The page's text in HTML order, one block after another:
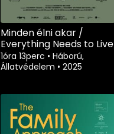
Minden élni akar /
Everything Needs to Live
1óra 13perc • Háború,
Állatvédelem • 2025